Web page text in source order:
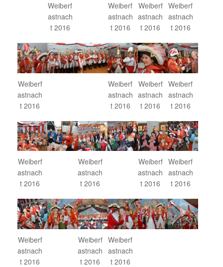
Weiberf
astnach
t 2016
Weiberf
astnach
t 2016
Weiberf
astnach
t 2016
Weiberf
astnach
t 2016
Weiberf
astnach
t 2016
Weiberf
astnach
t 2016
Weiberf
astnach
t 2016
Weiberf
astnach
t 2016
Weiberf
astnach
t 2016
Weiberf
astnach
t 2016
Weiberf
astnach
t 2016
Weiberf
astnach
t 2016
Weiberf
astnach
t 2016
Weiberf
astnach
t 2016
Weiberf
astnach
t 2016